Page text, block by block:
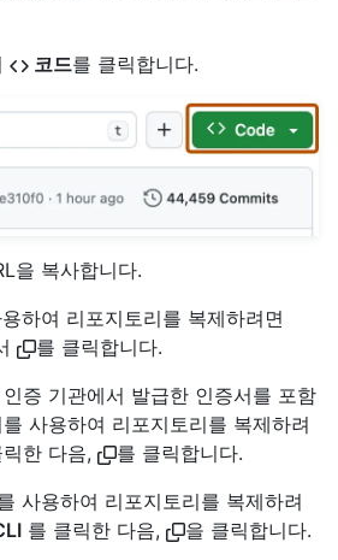
코드를 클릭합니다.
을 복사합니다.
하여 리포지토리를 복제하려면
를 클릭합니다.
증 기관에서 발급한 인증서를 포함
사용하여 리포지토리를 복제하려
한 다음,
를 클릭합니다.
사용하여 리포지토리를 복제하려
를 클릭한 다음, 을 클릭합니다.